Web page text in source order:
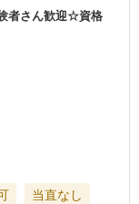
者さん歓迎☆資格
当直なし